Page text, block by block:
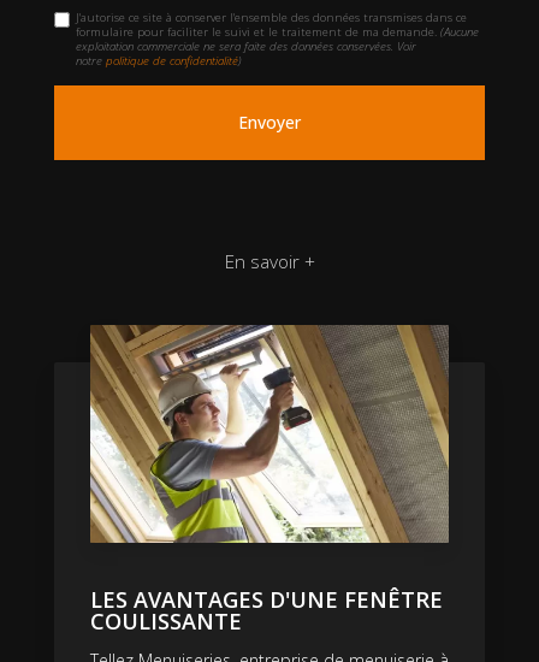
J'autorise ce site à conserver l'ensemble des données transmises dans ce
formulaire pour faciliter le suivi et le traitement de ma demande.(Aucune
exploitation commerciale ne sera faite des données conservées. Voir
notrepolitique de confidentialité)
En savoir +
LES AVANTAGES D'UNE FENÊTRE
COULISSANTE